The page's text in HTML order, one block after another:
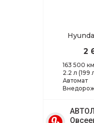
2
163 500 км
2.2 л (199
Автомат